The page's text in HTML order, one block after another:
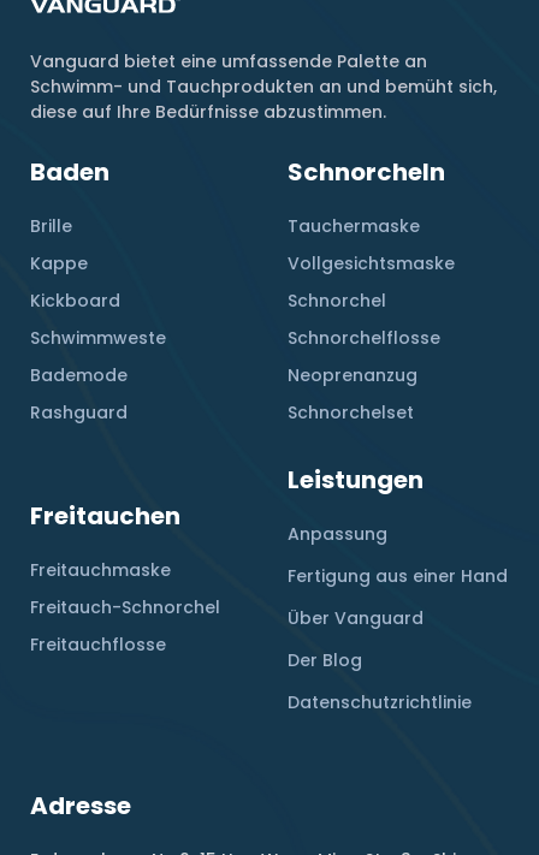
Vanguard bietet eine umfassende Palette an
Schwimm- und Tauchprodukten an und bemüht sich,
diese auf Ihre Bedürfnisse abzustimmen.
Baden
Brille
Kappe
Kickboard
Schwimmweste
Bademode
Rashguard
Schnorcheln
Tauchermaske
Vollgesichtsmaske
Schnorchel
Schnorchelflosse
Neoprenanzug
Schnorchelset
Freitauchen
Freitauchmaske
Freitauch-Schnorchel
Freitauchflosse
Leistungen
Anpassung
Fertigung aus einer Hand
Über Vanguard
Der Blog
Datenschutzrichtlinie
Adresse